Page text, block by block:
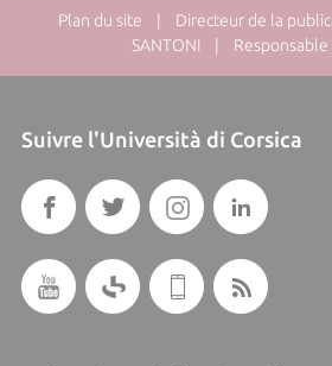
Plan du site | Directeur de la
SANTONI | Responsable
Suivre l'Università di Corsica